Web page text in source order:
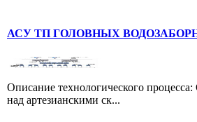
АСУ ТП ГОЛОВНЫХ
Описание технологического
над артезианскими ск...